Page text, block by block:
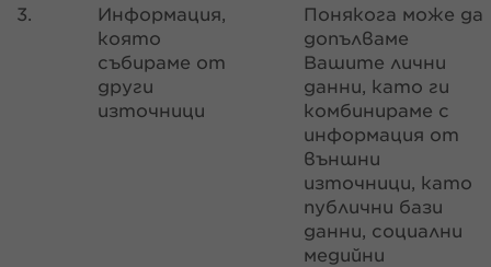
3.
Информация,
която
събираме от
други
източници
Понякога може да
допълваме
Вашите лични
данни, като ги
комбинираме с
информация от
външни
източници, като
публични бази
данни, социални
медийни